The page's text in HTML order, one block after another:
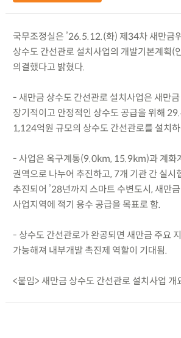
국무조정실은 ’26.5.12.(화) 제34차 새만금
상수도 간선관로 설치사업의 개발기본계획(
의결했다고 밝혔다.
- 새만금 상수도 간선관로 설치사업은 새만
장기적이고 안정적인 상수도 공급을 위해
1,124억원 규모의 상수도 간선관로를 설치
- 사업은 옥구계통(9.0km, 15.9km)과 계화
권역으로 나누어 추진하고, 7개 기관 간 실시
추진되어 ’28년까지 스마트 수변도시, 새만
사업지역에 적기 용수 공급을 목표로 함.
- 상수도 간선관로가 완공되면 새만금 주요
가능해져 내부개발 촉진제 역할이 기대됨.
<붙임> 새만금 상수도 간선관로 설치사업 개